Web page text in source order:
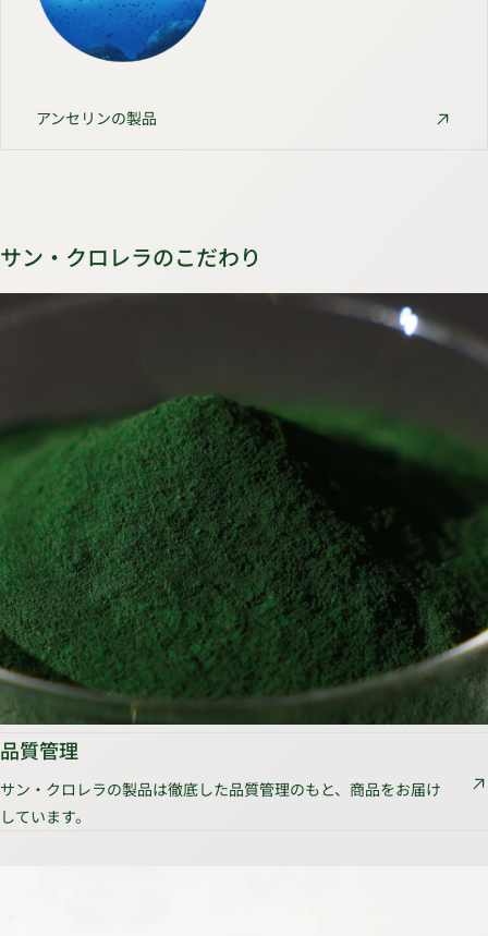
アンセリンの製品
サン・クロレラのこだわり
品質管理
サン・クロレラの製品は徹底した品質管理のもと、商品をお届け
しています。